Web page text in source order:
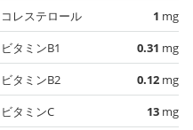
コレステロール
1 mg
ビタミンB1
0.31 mg
ビタミンB2
0.12 mg
ビタミンC
13 mg